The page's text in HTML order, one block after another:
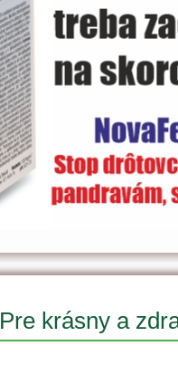
Pre krásny a